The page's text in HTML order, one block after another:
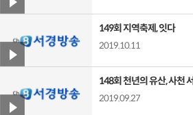
149회 지역축제, 잇다
2019.10.11
148회 천년의 유산, 사천
2019.09.27